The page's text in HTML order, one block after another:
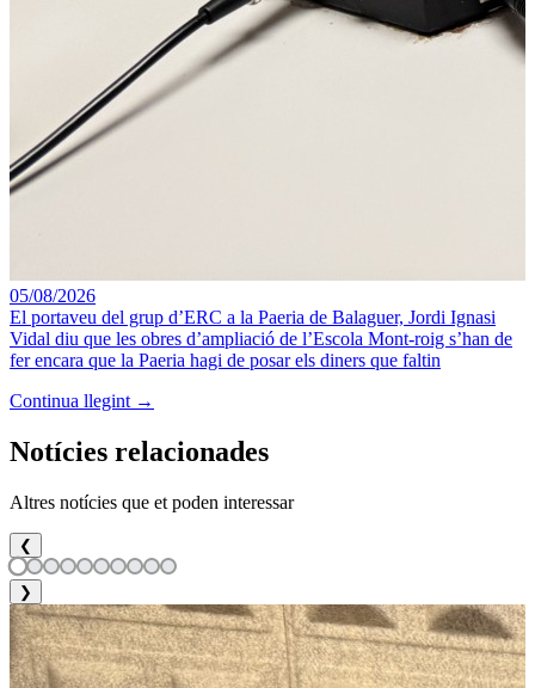
05/08/2026
El portaveu del grup d’ERC a la Paeria de Balaguer, Jordi Ignasi
Vidal diu que les obres d’ampliació de l’Escola Mont-roig s’han de
fer encara que la Paeria hagi de posar els diners que faltin
Continua llegint →
Notícies relacionades
Altres notícies que et poden interessar
❮
❯